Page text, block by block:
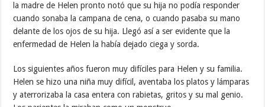
la madre de Helen pronto notó que su hija no podía responder
cuando sonaba la campana de cena, o cuando pasaba su mano
delante de los ojos de su hija. Llegó así a ser evidente que la
enfermedad de Helen la había dejado ciega y sorda.
Los siguientes años fueron muy difíciles para Helen y su familia.
Helen se hizo una niña muy difícil, aventaba los platos y lámparas
y aterrorizaba la casa entera con rabietas, gritos y su mal genio.